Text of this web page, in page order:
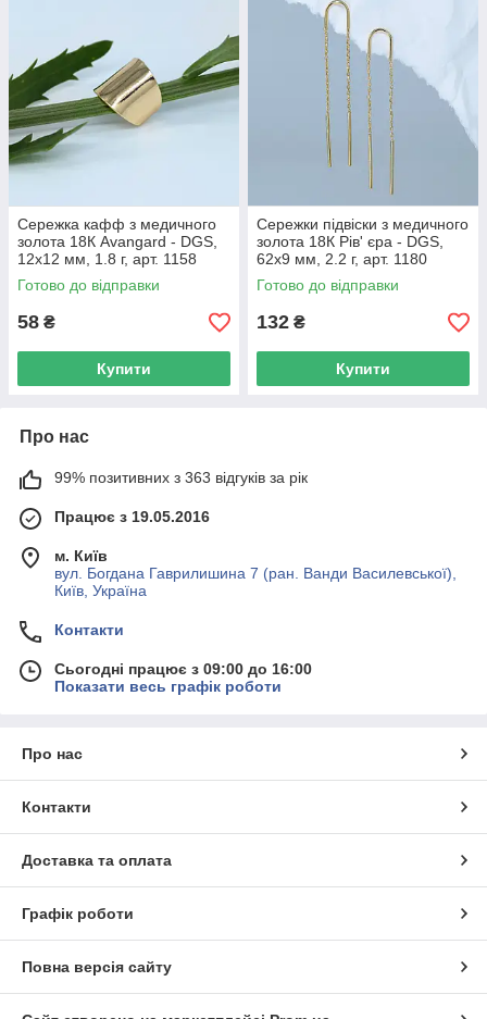
Сережка кафф з медичного
золота 18К Avangard - DGS,
12х12 мм, 1.8 г, арт. 1158
Готово до відправки
58 ₴
Купити
Сережки підвіски з медичного
золота 18К Рів' єра - DGS,
62х9 мм, 2.2 г, арт. 1180
Готово до відправки
132 ₴
Купити
Про нас
99% позитивних з 363 відгуків за рік
Працює з 19.05.2016
м. Київ
вул. Богдана Гаврилишина 7 (ран. Ванди Василевської),
Київ, Україна
Контакти
Сьогодні працює з 09:00 до 16:00
Показати весь графік роботи
Про нас
Контакти
Доставка та оплата
Графік роботи
Повна версія сайту